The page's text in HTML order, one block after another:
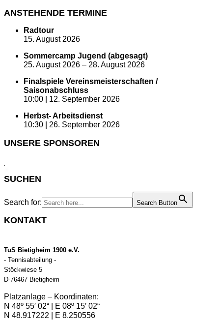
ANSTEHENDE TERMINE
Radtour
15. August 2026
Sommercamp Jugend (abgesagt)
25. August 2026 – 28. August 2026
Finalspiele Vereinsmeisterschaften /
Saisonabschluss
10:00 | 12. September 2026
Herbst- Arbeitsdienst
10:30 | 26. September 2026
UNSERE SPONSOREN
SUCHEN
Search for: Search Button
KONTAKT
TuS Bietigheim 1900 e.V.
- Tennisabteilung -
Stöckwiese 5
D-76467 Bietigheim
Platzanlage – Koordinaten:
N 48º 55′ 02“ | E 08º 15′ 02“
N 48.917222 | E 8.250556